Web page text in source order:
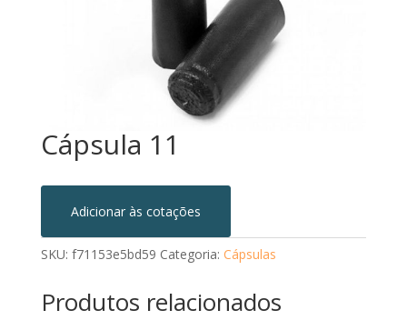
Cápsula 11
Adicionar às cotações
SKU: f71153e5bd59 Categoria: Cápsulas
Produtos relacionados